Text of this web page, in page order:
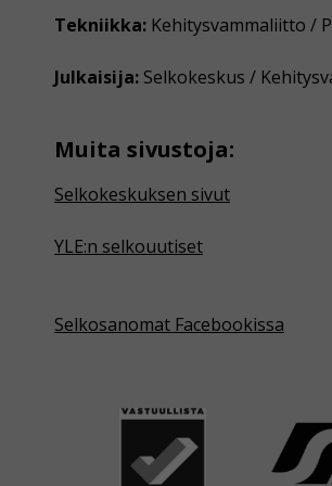
Tekniikka: Kehitysvammaliitto /
Julkaisija: Selkokeskus /
Muita sivustoja:
Selkokeskuksen sivut
YLE:n selkouutiset
Selkosanomat Facebookissa